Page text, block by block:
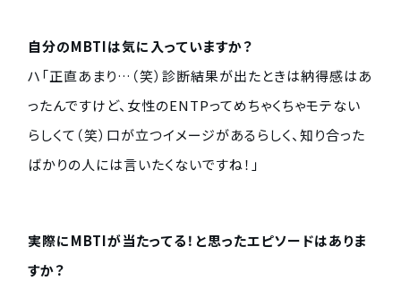
自分のMBTIは気に入っていますか？
ハ「正直あまり…（笑）診断結果が出たときは納得感はあ
ったんですけど、女性のENTPってめちゃくちゃモテない
らしくて（笑）口が立つイメージがあるらしく、知り合った
ばかりの人には言いたくないですね！」
実際にMBTIが当たってる！と思ったエピソードはありま
すか？